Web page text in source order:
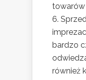
towarów
6.
bardzo
również